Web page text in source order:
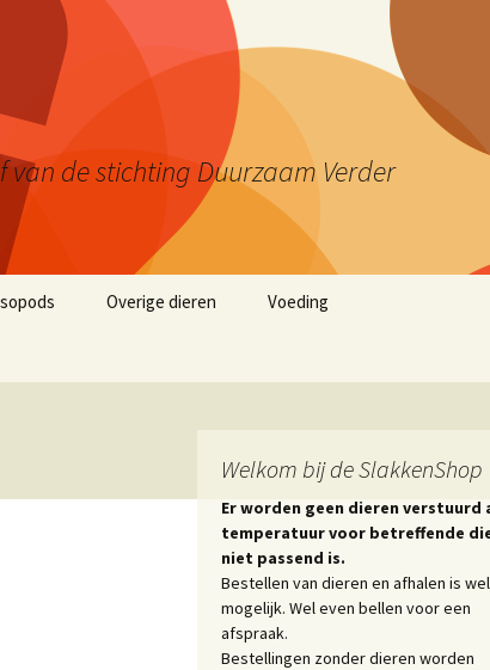
de stichting Duurzaam Verder
Overige dieren Voeding
Welkom bij de SlakkenShop
Er worden geen dieren verstuurd
temperatuur voor betreffende
niet passend is.
Bestellen van dieren en afhalen is
mogelijk. Wel even bellen voor een
afspraak.
Bestellingen zonder dieren worden